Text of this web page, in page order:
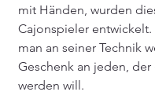
mit Händen, wurden
Cajonspieler
man an seiner Technik
Geschenk an jeden,
werden will.